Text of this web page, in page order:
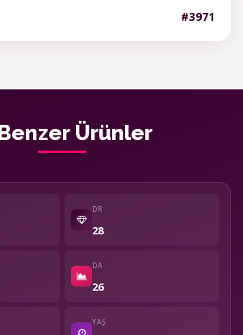
#3971
Ürünler
DR
28
DA
26
YAŞ